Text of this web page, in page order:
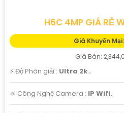
H6C 4MP GIÁ RẺ
Giá Khuyến
Giá Bán:
️⚡ Độ Phân giải : Ultra 2k .
⚛️ Công Nghệ Camera : IP Wifi.